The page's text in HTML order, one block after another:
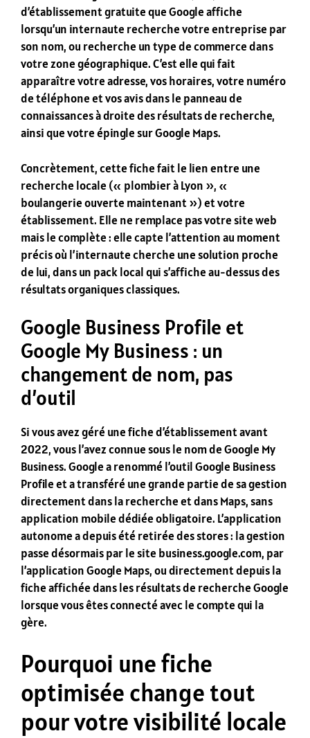
d’établissement gratuite que Google affiche
lorsqu’un internaute recherche votre entreprise par
son nom, ou recherche un type de commerce dans
votre zone géographique. C’est elle qui fait
apparaître votre adresse, vos horaires, votre numéro
de téléphone et vos avis dans le panneau de
connaissances à droite des résultats de recherche,
ainsi que votre épingle sur Google Maps.
Concrètement, cette fiche fait le lien entre une
recherche locale (« plombier à Lyon », «
boulangerie ouverte maintenant ») et votre
établissement. Elle ne remplace pas votre site web
mais le complète : elle capte l’attention au moment
précis où l’internaute cherche une solution proche
de lui, dans un pack local qui s’affiche au-dessus des
résultats organiques classiques.
Google Business Profile et
Google My Business : un
changement de nom, pas
d’outil
Si vous avez géré une fiche d’établissement avant
2022, vous l’avez connue sous le nom de Google My
Business. Google a renommé l’outil Google Business
Profile et a transféré une grande partie de sa gestion
directement dans la recherche et dans Maps, sans
application mobile dédiée obligatoire. L’application
autonome a depuis été retirée des stores : la gestion
passe désormais par le site business.google.com, par
l’application Google Maps, ou directement depuis la
fiche affichée dans les résultats de recherche Google
lorsque vous êtes connecté avec le compte qui la
gère.
Pourquoi une fiche
optimisée change tout
pour votre visibilité locale